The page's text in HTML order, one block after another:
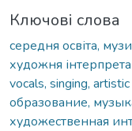
Ключові слова
середня освіта,
художня
vocals, singing,
образование,
художественная